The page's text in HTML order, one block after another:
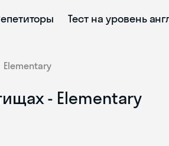
Тест на уровень
Elementary
- Elementary